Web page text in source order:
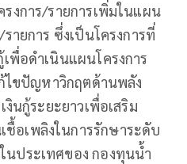
งการ/รายการเพิ่มในแผน
ายการ ซึ่งเป็นโครงการที่
พื่อดำเนินแผนโครงการ
ไขปัญหาวิกฤตด้านพลัง
นกู้ระยะยาวเพื่อเสริม
อเพลิงในการรักษาระดับ
นประเทศของ กองทุนน้ำ